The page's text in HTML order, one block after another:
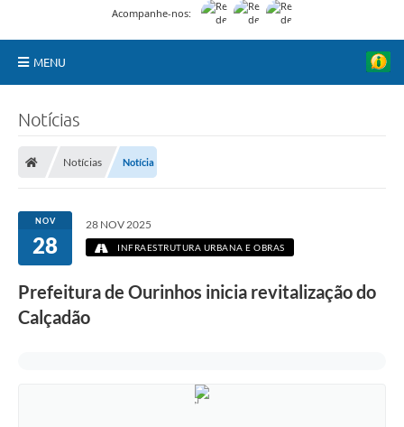
Acompanhe-nos:
MENU
Portal da Transparência
Turismo
Secretarias
Notícias
Notícias Notícia
NOV
28
28 NOV 2025
INFRAESTRUTURA URBANA E OBRAS
Prefeitura de Ourinhos inicia revitalização do
Calçadão